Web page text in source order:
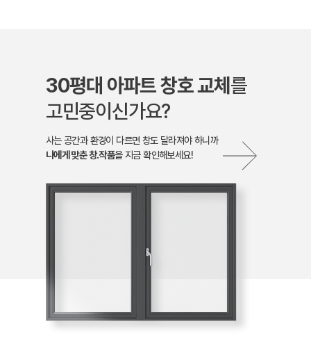
30평대 아파트 창호 교체 를
고민중이신가요?
사는 공간과 환경이 다르면 창도 달라져야 하니까
나에게 맞춘 창.작품을 지금 확인해보세요!